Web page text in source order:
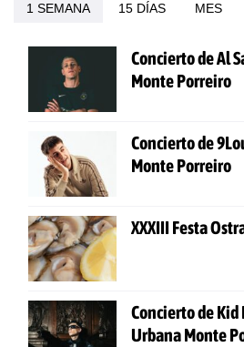
1 SEMANA 15 DÍAS MES
Concierto de Al
Monte Porreiro
Concierto de
Monte Porreiro
XXXIII Festa
Concierto de
Urbana Monte